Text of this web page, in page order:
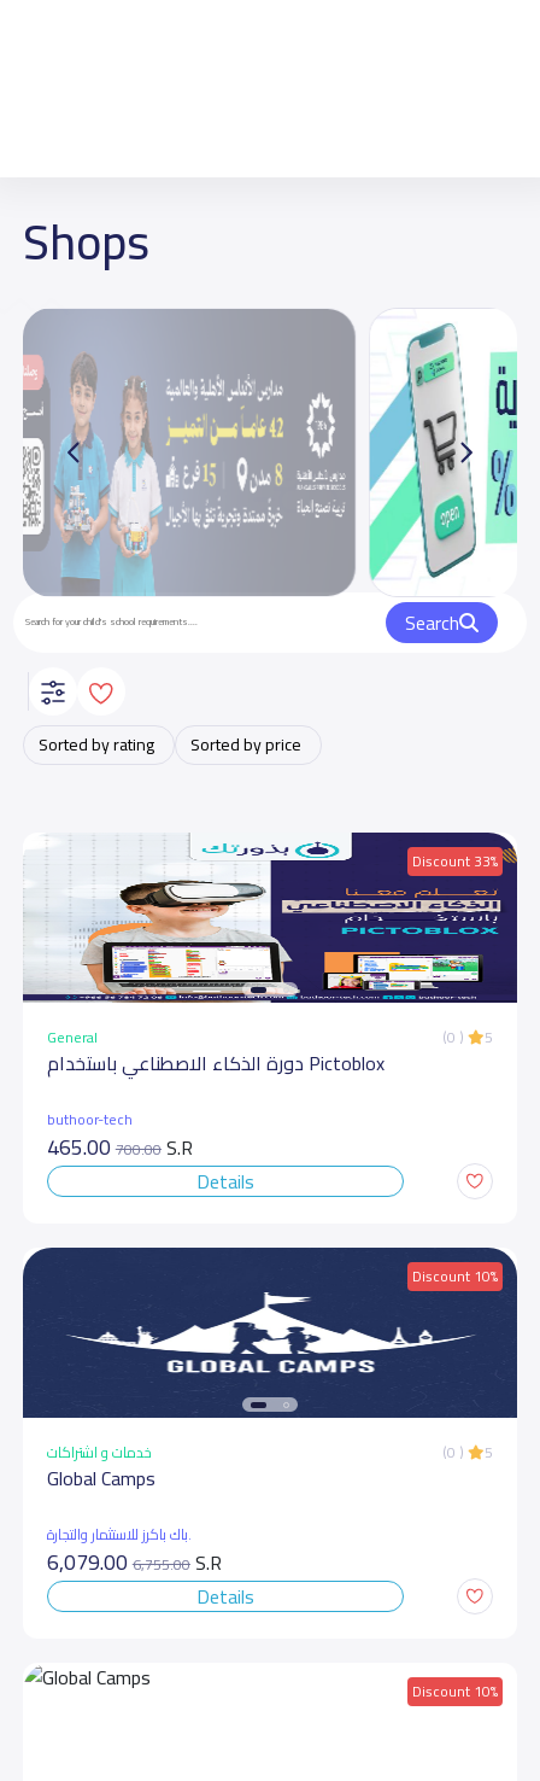
Shops
Search
Discount 33%
General (0 ) 5
دورة الذكاء الاصطناعي باستخدام Pictoblox
buthoor-tech
465.00 700.00S.R
Details
Discount 10%
خدمات و اشتراكات (0 ) 5
Global Camps
باك باكرز للاستثمار والتجارة.
6,079.00 6,755.00S.R
Details
Discount 10%